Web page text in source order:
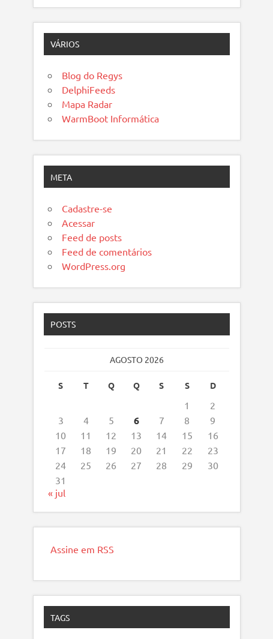
VÁRIOS
Blog do Regys
DelphiFeeds
Mapa Radar
WarmBoot Informática
META
Cadastre-se
Acessar
Feed de posts
Feed de comentários
WordPress.org
POSTS
AGOSTO 2026
S T Q Q S S D
1
2
3
4 5 6 7 8
9
10
11 12 13 14 15
16
17
18 19 20 21 22
23
24
25 26 27 28 29
30
31
« jul
Assine em RSS
TAGS